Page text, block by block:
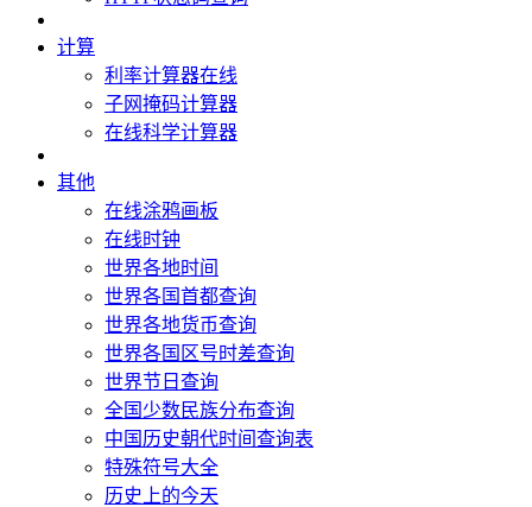
计算
利率计算器在线
子网掩码计算器
在线科学计算器
其他
在线涂鸦画板
在线时钟
世界各地时间
世界各国首都查询
世界各地货币查询
世界各国区号时差查询
世界节日查询
全国少数民族分布查询
中国历史朝代时间查询表
特殊符号大全
历史上的今天